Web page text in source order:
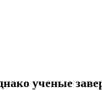
ученые